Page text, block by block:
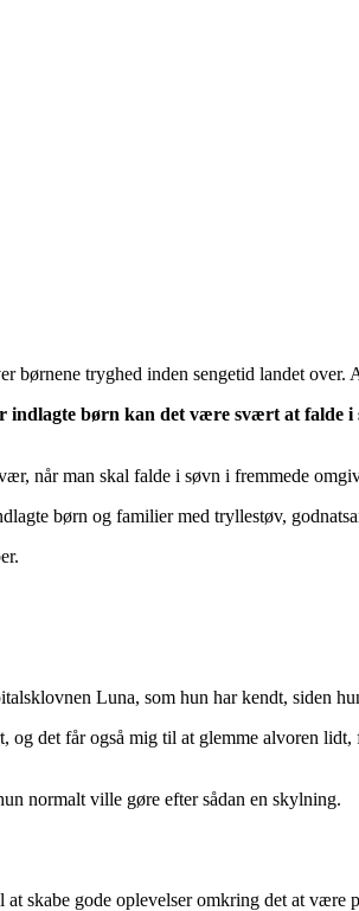
børnene tryghed inden sengetid landet over.
indlagte børn kan det være svært at falde i
når man skal falde i søvn i fremmede
børn og familier med tryllestøv,
Luna, som hun har kendt, siden
det får også mig til at glemme alvoren
normalt ville gøre efter sådan en skylning.
skabe gode oplevelser omkring det at være